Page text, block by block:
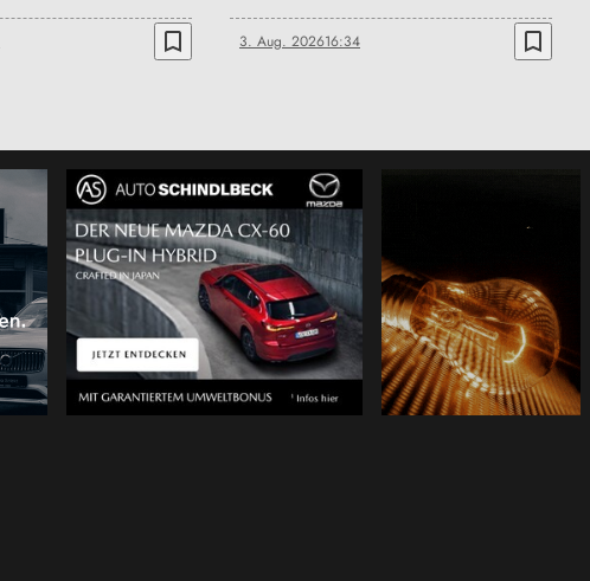
bookmark_border 3. Aug. 202616:34 bookmark_border